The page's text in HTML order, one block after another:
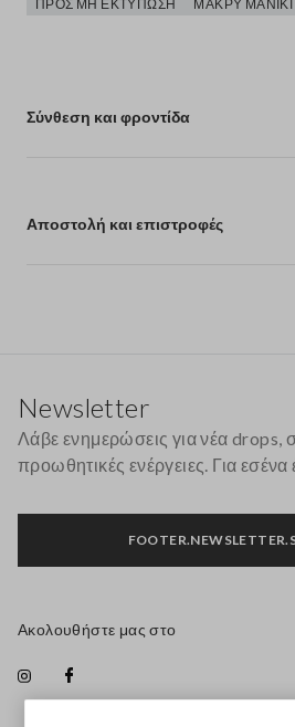
ΠΡΟΣ ΜΗ ΕΚΤΎΠΩΣΗ
ΜΑΚΡΎ ΜΑΝΊΚΙ
Σύνθεση και φροντίδα
Αποστολή και επιστροφές
Newsletter
Λάβε ενημερώσεις για νέα drops,
προωθητικές ενέργειες. Για
Ακολουθήστε μας στο